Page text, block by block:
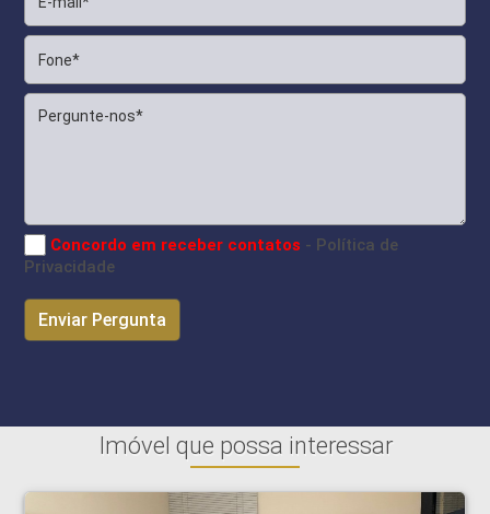
Concordo em receber contatos - Política de
Privacidade
Imóvel que possa interessar